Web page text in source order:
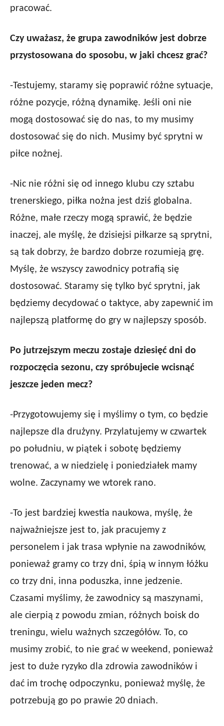
pracować.
Czy uważasz, że grupa zawodników jest dobrze
przystosowana do sposobu, w jaki chcesz grać?
-Testujemy, staramy się poprawić różne sytuacje,
różne pozycje, różną dynamikę. Jeśli oni nie
mogą dostosować się do nas, to my musimy
dostosować się do nich. Musimy być sprytni w
piłce nożnej.
-Nic nie różni się od innego klubu czy sztabu
trenerskiego, piłka nożna jest dziś globalna.
Różne, małe rzeczy mogą sprawić, że będzie
inaczej, ale myślę, że dzisiejsi piłkarze są sprytni,
są tak dobrzy, że bardzo dobrze rozumieją grę.
Myślę, że wszyscy zawodnicy potrafią się
dostosować. Staramy się tylko być sprytni, jak
będziemy decydować o taktyce, aby zapewnić im
najlepszą platformę do gry w najlepszy sposób.
Po jutrzejszym meczu zostaje dziesięć dni do
rozpoczęcia sezonu, czy spróbujecie wcisnąć
jeszcze jeden mecz?
-Przygotowujemy się i myślimy o tym, co będzie
najlepsze dla drużyny. Przylatujemy w czwartek
po południu, w piątek i sobotę będziemy
trenować, a w niedzielę i poniedziałek mamy
wolne. Zaczynamy we wtorek rano.
-To jest bardziej kwestia naukowa, myślę, że
najważniejsze jest to, jak pracujemy z
personelem i jak trasa wpłynie na zawodników,
ponieważ gramy co trzy dni, śpią w innym łóżku
co trzy dni, inna poduszka, inne jedzenie.
Czasami myślimy, że zawodnicy są maszynami,
ale cierpią z powodu zmian, różnych boisk do
treningu, wielu ważnych szczegółów. To, co
musimy zrobić, to nie grać w weekend, ponieważ
jest to duże ryzyko dla zdrowia zawodników i
dać im trochę odpoczynku, ponieważ myślę, że
potrzebują go po prawie 20 dniach.